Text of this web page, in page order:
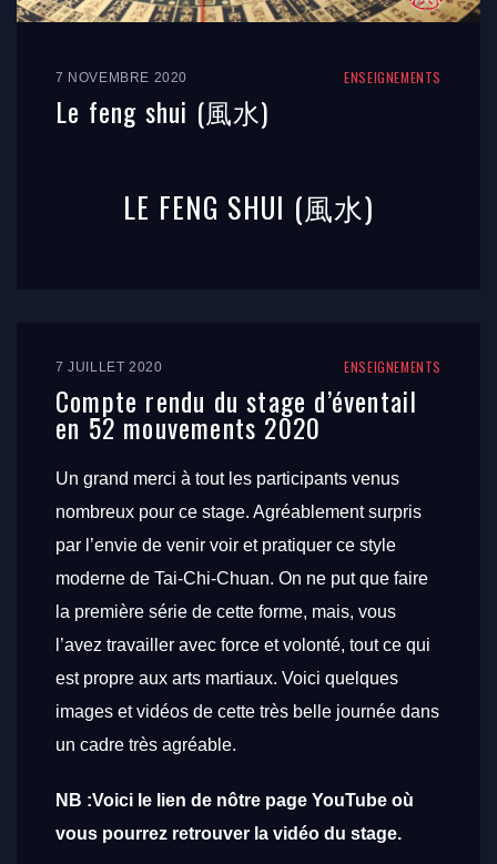
7 NOVEMBRE 2020 ENSEIGNEMENTS
Le feng shui (風水)
LE FENG SHUI (風水)
7 JUILLET 2020 ENSEIGNEMENTS
Compte rendu du stage d’éventail
en 52 mouvements 2020
Un grand merci à tout les participants venus
nombreux pour ce stage. Agréablement surpris
par l’envie de venir voir et pratiquer ce style
moderne de Tai-Chi-Chuan. On ne put que faire
la première série de cette forme, mais, vous
l’avez travailler avec force et volonté, tout ce qui
est propre aux arts martiaux. Voici quelques
images et vidéos de cette très belle journée dans
un cadre très agréable.
NB :Voici le lien de nôtre page YouTube où
vous pourrez retrouver la vidéo du stage.